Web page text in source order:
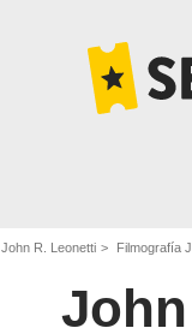
John R. Leonetti Filmografía